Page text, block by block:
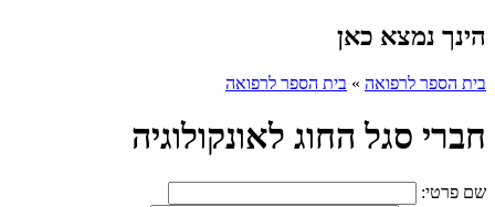
הינך נמצא כאן
בית הספר לרפואה » בית הספר לרפואה
חברי סגל החוג לאונקולוגיה
שם פרטי: